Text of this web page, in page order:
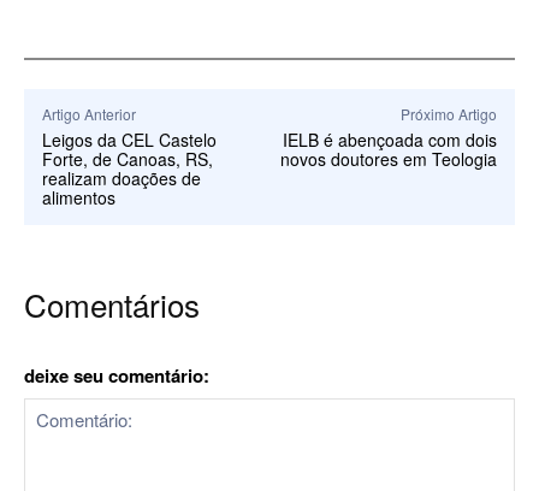
Artigo Anterior
Leigos da CEL Castelo
Forte, de Canoas, RS,
realizam doações de
alimentos
Próximo Artigo
IELB é abençoada com dois
novos doutores em Teologia
Comentários
deixe seu comentário: